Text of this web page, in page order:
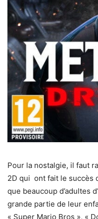
Pour la nostalgie, il faut
2D qui ont fait le succès
que beaucoup d’adultes
grande partie de leur
« Super Mario Bros », «